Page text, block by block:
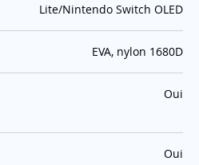
Lite/Nintendo Switch OLED
:EVA, nylon 1680D
:Oui
:Oui